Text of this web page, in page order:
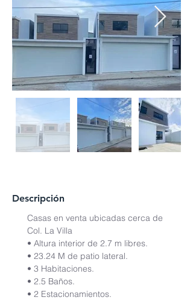
Descripción
Casas en venta ubicadas cerca de
Col. La Villa
• Altura interior de 2.7 m libres.
• 23.24 M de patio lateral.
• 3 Habitaciones.
• 2.5 Baños.
• 2 Estacionamientos.